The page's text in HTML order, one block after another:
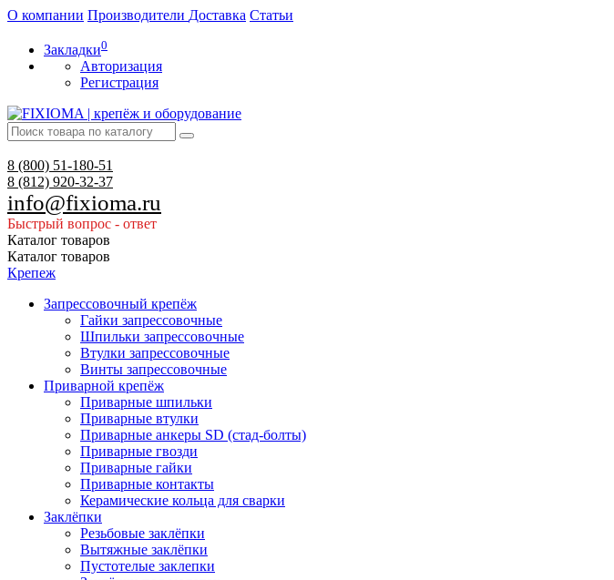
О компании Производители Доставка Статьи
Закладки0
Авторизация
Регистрация
8 (800) 51-180-51
8 (812) 920-32-37
info@fixioma.ru
Быстрый вопрос - ответ
Каталог товаров
Каталог товаров
Крепеж
Запрессовочный крепёж
Гайки запрессовочные
Шпильки запрессовочные
Втулки запрессовочные
Винты запрессовочные
Приварной крепёж
Приварные шпильки
Приварные втулки
Приварные анкеры SD (стад-болты)
Приварные гвозди
Приварные гайки
Приварные контакты
Керамические кольца для сварки
Заклёпки
Резьбовые заклёпки
Вытяжные заклёпки
Пустотелые заклепки